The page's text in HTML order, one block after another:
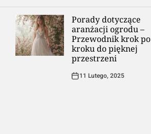
Porady dotyczące
aranżacji ogrodu –
Przewodnik krok po
kroku do pięknej
przestrzeni
11 Lutego, 2025